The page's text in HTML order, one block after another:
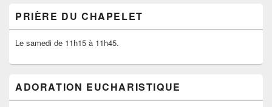
PRIÈRE DU CHAPELET
Le samedi de 11h15 à 11h45.
ADORATION EUCHARISTIQUE